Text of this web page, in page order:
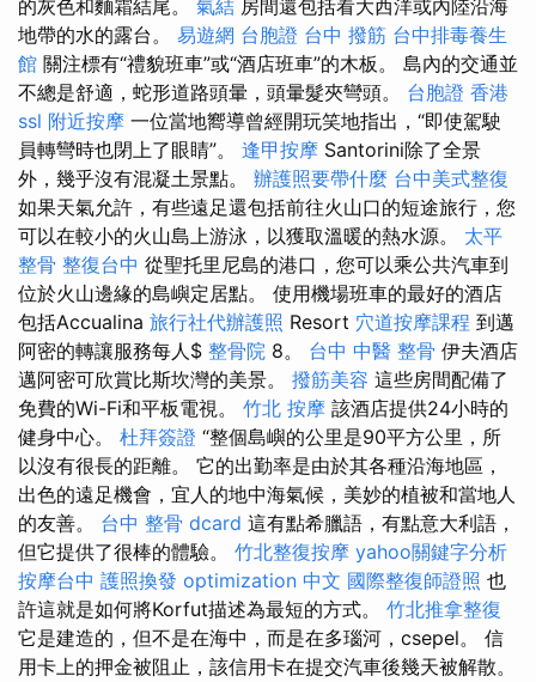
的灰色和麵霜結尾。 氣結 房間還包括看大西洋或內陸沿海
地帶的水的露台。 易遊網 台胞證 台中 撥筋 台中排毒養生
館 關注標有“禮貌班車”或“酒店班車”的木板。 島內的交通並
不總是舒適，蛇形道路頭暈，頭暈髮夾彎頭。 台胞證 香港
ssl 附近按摩 一位當地嚮導曾經開玩笑地指出，“即使駕駛
員轉彎時也閉上了眼睛”。 逢甲按摩 Santorini除了全景
外，幾乎沒有混凝土景點。 辦護照要帶什麼 台中美式整復
如果天氣允許，有些遠足還包括前往火山口的短途旅行，您
可以在較小的火山島上游泳，以獲取溫暖的熱水源。 太平
整骨 整復台中 從聖托里尼島的港口，您可以乘公共汽車到
位於火山邊緣的島嶼定居點。 使用機場班車的最好的酒店
包括Accualina 旅行社代辦護照 Resort 穴道按摩課程 到邁
阿密的轉讓服務每人$ 整骨院 8。 台中 中醫 整骨 伊夫酒店
邁阿密可欣賞比斯坎灣的美景。 撥筋美容 這些房間配備了
免費的Wi-Fi和平板電視。 竹北 按摩 該酒店提供24小時的
健身中心。 杜拜簽證 “整個島嶼的公里是90平方公里，所
以沒有很長的距離。 它的出勤率是由於其各種沿海地區，
出色的遠足機會，宜人的地中海氣候，美妙的植被和當地人
的友善。 台中 整骨 dcard 這有點希臘語，有點意大利語，
但它提供了很棒的體驗。 竹北整復按摩 yahoo關鍵字分析
按摩台中 護照換發 optimization 中文 國際整復師證照 也
許這就是如何將Korfut描述為最短的方式。 竹北推拿整復
它是建造的，但不是在海中，而是在多瑙河，csepel。 信
用卡上的押金被阻止，該信用卡在提交汽車後幾天被解散。